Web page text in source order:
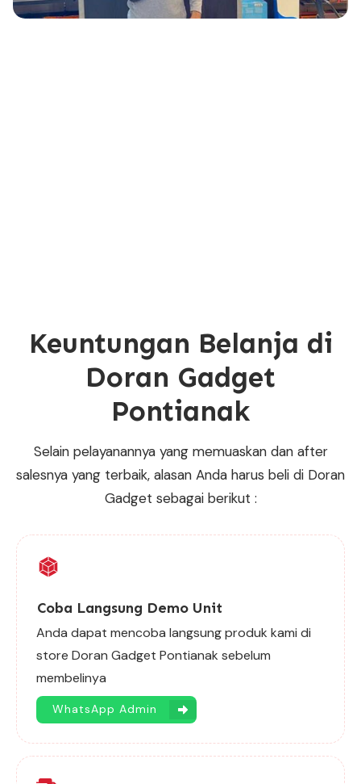
Keuntungan Belanja di
Doran Gadget
Pontianak
Selain pelayanannya yang memuaskan dan after
salesnya yang terbaik, alasan Anda harus beli di Doran
Gadget sebagai berikut :
Coba Langsung Demo Unit
Anda dapat mencoba langsung produk kami di
store Doran Gadget Pontianak sebelum
membelinya
WhatsApp Admin